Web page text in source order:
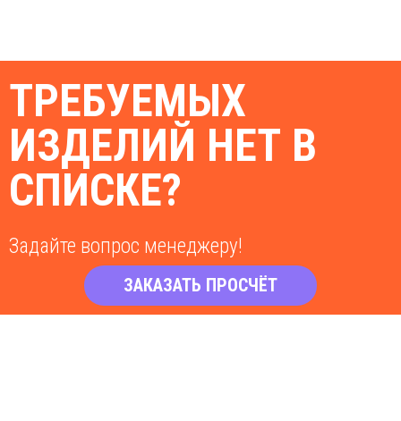
ТРЕБУЕМЫХ
ИЗДЕЛИЙ НЕТ В
СПИСКЕ?
Задайте вопрос менеджеру!
ЗАКАЗАТЬ ПРОСЧЁТ